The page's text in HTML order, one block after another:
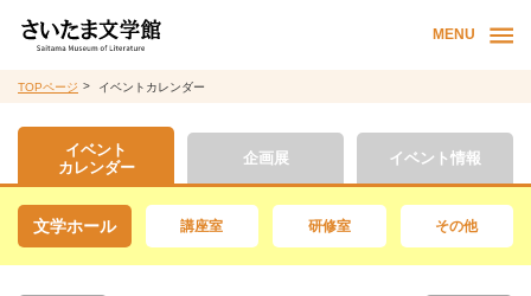
MENU
TOPページ イベントカレンダー
イベント
カレンダー
企画展 イベント情報
文学ホール 講座室 研修室 その他